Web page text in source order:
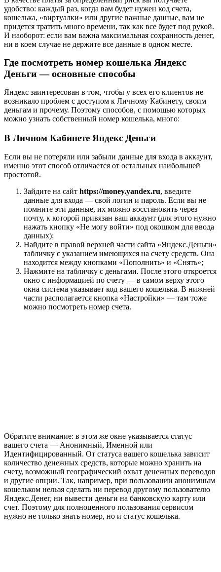
удобство: каждый раз, когда вам будет нужен код счета,
кошелька, «виртуалки» или другие важные данные, вам не
придется тратить много времени, так как все будет под рукой.
И наоборот: если вам важна максимальная сохранность денег,
ни в коем случае не держите все данные в одном месте.
Где посмотреть номер кошелька Яндекс
Деньги — основные способы
Яндекс заинтересован в том, чтобы у всех его клиентов не
возникало проблем с доступом к Личному Кабинету, своим
деньгам и прочему. Поэтому способов, с помощью которых
можно узнать собственный номер кошелька, много:
В Личном Кабинете Яндекс Деньги
Если вы не потеряли или забыли данные для входа в аккаунт,
именно этот способ отличается от остальных наибольшей
простотой.
Зайдите на сайт https://money.yandex.ru, введите
данные для входа — свой логин и пароль. Если вы не
помните эти данные, их можно восстановить через
почту, к которой привязан ваш аккаунт (для этого нужно
нажать кнопку «Не могу войти» под окошком для ввода
данных);
Найдите в правой верхней части сайта «Яндекс.Деньги»
табличку с указанием имеющихся на счету средств. Она
находится между кнопками «Пополнить» и «Снять»;
Нажмите на табличку с деньгами. После этого откроется
окно с информацией по счету — в самом верху этого
окна система указывает код вашего кошелька. В нижней
части располагается кнопка «Настройки» — там тоже
можно посмотреть номер счета.
Обратите внимание: в этом же окне указывается статус
вашего счета — Анонимный, Именной или
Идентифицированный. От статуса вашего кошелька зависит
количество денежных средств, которые можно хранить на
счету, возможный географический охват денежных переводов
и другие опции. Так, например, при пользовании анонимным
кошельком нельзя сделать ни перевод другому пользователю
Яндекс.Денег, ни вывести деньги на банковскую карту или
счет. Поэтому для полноценного пользования сервисом
нужно не только знать номер, но и статус кошелька.